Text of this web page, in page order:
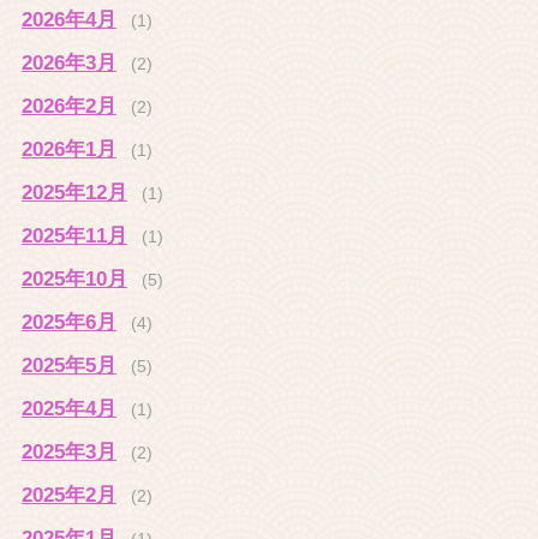
2026年4月 (1)
2026年3月 (2)
2026年2月 (2)
2026年1月 (1)
2025年12月 (1)
2025年11月 (1)
2025年10月 (5)
2025年6月 (4)
2025年5月 (5)
2025年4月 (1)
2025年3月 (2)
2025年2月 (2)